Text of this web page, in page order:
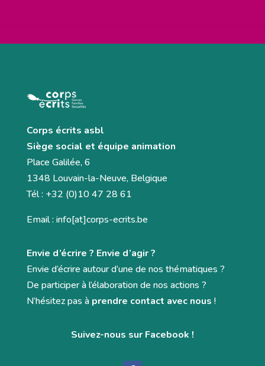
Corps écrits asbl
Siège social et équipe animation
Place Galilée, 6
1348 Louvain-la-Neuve, Belgique
Tél : +32 (0)10 47 28 61
Email : info[at]corps-ecrits.be
Envie d’écrire ? Envie d’agir ?
Envie d’écrire autour d’une de nos thématiques ?
De participer à l’élaboration de nos actions ?
N’hésitez pas à prendre contact avec nous !
Suivez-nous sur Facebook !